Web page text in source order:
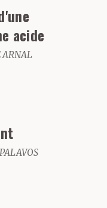
acide
ARNAL